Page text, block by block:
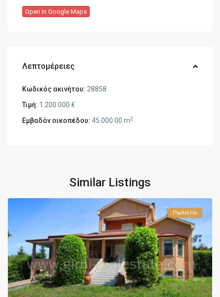
Open In Google Maps
Λεπτομέρειες
Κωδικός ακινήτου: 28858
Τιμή: 1.200.000 €
Εμβαδόν οικοπέδου: 45.000.00 m2
Similar Listings
Πωλείται